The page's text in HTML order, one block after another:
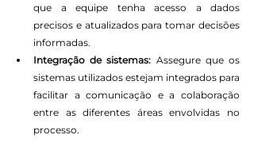
que a equipe tenha acesso a dados
precisos e atualizados para tomar decisões
informadas.
Integração de sistemas: Assegure que os
sistemas utilizados estejam integrados para
facilitar a comunicação e a colaboração
entre as diferentes áreas envolvidas no
processo.